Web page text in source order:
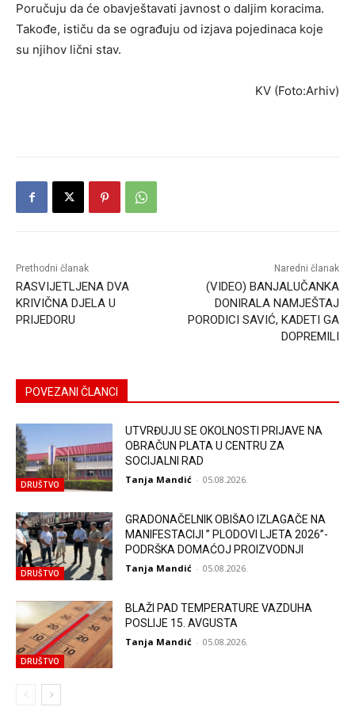
Poručuju da će obavještavati javnost o daljim koracima.
Takođe, ističu da se ograđuju od izjava pojedinaca koje
su njihov lični stav.
KV (Foto:Arhiv)
Prethodni članak
RASVIJETLJENA DVA
KRIVIČNA DJELA U
PRIJEDORU
Naredni članak
(VIDEO) BANJALUČANKA
DONIRALA NAMJEŠTAJ
PORODICI SAVIĆ, KADETI GA
DOPREMILI
POVEZANI ČLANCI
DRUŠTVO
UTVRĐUJU SE OKOLNOSTI PRIJAVE NA
OBRAČUN PLATA U CENTRU ZA
SOCIJALNI RAD
Tanja Mandić - 05.08.2026.
DRUŠTVO
GRADONAČELNIK OBIŠAO IZLAGAČE NA
MANIFESTACIJI ” PLODOVI LJETA 2026”-
PODRŠKA DOMAĆOJ PROIZVODNJI
Tanja Mandić - 05.08.2026.
DRUŠTVO
BLAŽI PAD TEMPERATURE VAZDUHA
POSLIJE 15. AVGUSTA
Tanja Mandić - 05.08.2026.